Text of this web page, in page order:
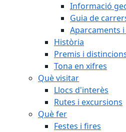
Informació
Guia de
Aparcaments
Història
Premis i
Tona en xifres
Què visitar
Llocs d'interès
Rutes i excursions
Què fer
Festes i fires